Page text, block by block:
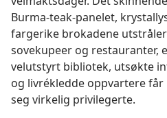
Burma-teak-panelet,
fargerike brokadene
sovekupeer og restauranter,
velutstyrt bibliotek, utsøkte
og livrékledde oppvartere får
seg virkelig privilegerte.